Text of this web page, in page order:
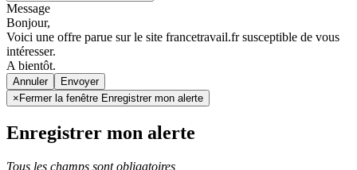
Message
Bonjour,
Voici une offre parue sur le site francetravail.fr susceptible de vous
intéresser.
A bientôt.
Annuler
× Fermer la fenêtre Enregistrer mon alerte
Enregistrer mon alerte
Tous les champs sont obligatoires